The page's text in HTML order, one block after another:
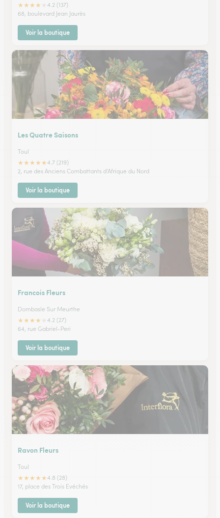
★★★★
4.2 (137)
68, boulevard Jean Jaurès
Voir la boutique
Les Quatre Saisons
Toul
★★★★★4.7 (219)
2, rue des Anciens Combattants d'Afrique du Nord
Voir la boutique
Francois Fleurs
Dombasle Sur Meurthe
★★★★
4.2 (27)
64, rue Gabriel-Peri
Voir la boutique
Ravon Fleurs
Toul
★★★★★4.8 (28)
17, place des Trois Evéchés
Voir la boutique